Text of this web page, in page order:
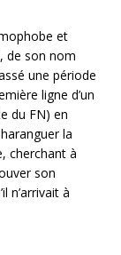
et
de son nom
une période
ligne d’un
du FN) en
la
cherchant à
son
n’arrivait à